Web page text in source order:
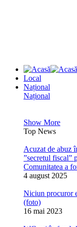
Local
Național
Național
Show More
Top News
Acuzat de abuz
”secretul fiscal”
Comunitatea a
4 august 2025
Niciun procuror
(foto)
16 mai 2023